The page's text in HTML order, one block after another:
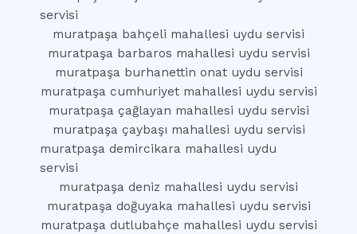
servisi
muratpaşa bahçeli mahallesi uydu servisi
muratpaşa barbaros mahallesi uydu servisi
muratpaşa burhanettin onat uydu servisi
muratpaşa cumhuriyet mahallesi uydu servisi
muratpaşa çağlayan mahallesi uydu servisi
muratpaşa çaybaşı mahallesi uydu servisi
muratpaşa demircikara mahallesi uydu
servisi
muratpaşa deniz mahallesi uydu servisi
muratpaşa doğuyaka mahallesi uydu servisi
muratpaşa dutlubahçe mahallesi uydu servisi